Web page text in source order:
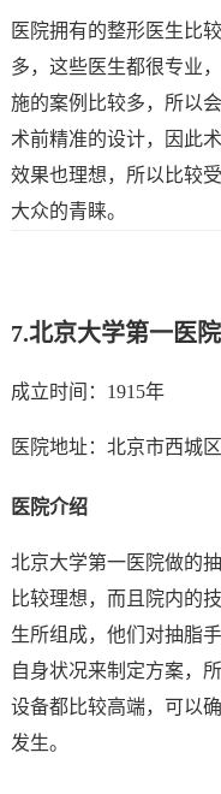
医院拥有的整形医生比较
多，这些医生都很专业
施的案例比较多，所以
术前精准的设计，因此
效果也理想，所以比较
大众的青睐。
7.北京大学第一医
成立时间：1915年
医院地址：北京市西
医院介绍
北京大学第一医院做的
比较理想，而且院内的
生所组成，他们对抽脂
自身状况来制定方案，
设备都比较高端，可以
发生。